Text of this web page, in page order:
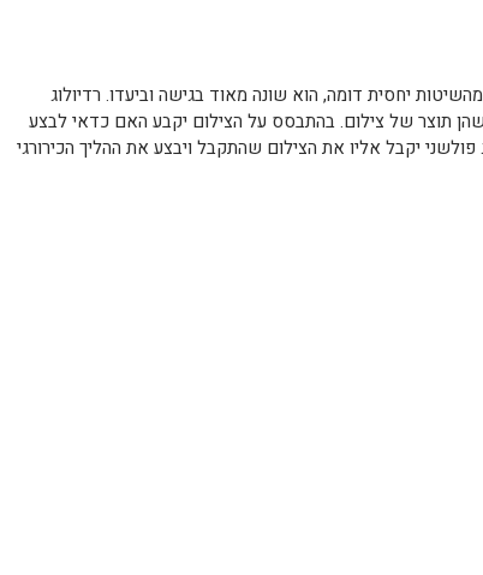
יחסית דומה, הוא שונה מאוד בגישה וביעדו. רדיולוג
תוצר של צילום. בהתבסס על הצילום יקבע האם כדאי לבצע
פולשני יקבל אליו את הצילום שהתקבל ויבצע את ההליך הכירורגי